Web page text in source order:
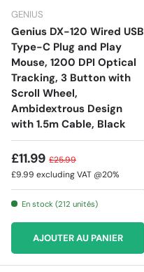
GENIUS
Genius DX-120 Wired USB
Type-C Plug and Play
Mouse, 1200 DPI Optical
Tracking, 3 Button with
Scroll Wheel,
Ambidextrous Design
with 1.5m Cable, Black
£11.99 £25.99
£9.99 excluding VAT @20%
En stock (212 unités)
AJOUTER AU PANIER